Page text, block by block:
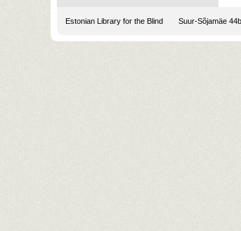
Estonian Library for the Blind Suur-Sõjamäe